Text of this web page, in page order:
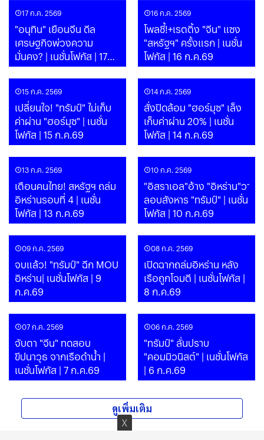
17 ก.ค. 2569
"อนุทิน" เยือนจีน ดีล
เศรษฐกิจพ่วงความ
มั่นคง? | เนชั่นโฟกัส | 17
ก.ค.69
16 ก.ค. 2569
โพลชี้!+เรตติ้ง "จีน" แซง
"สหรัฐฯ" ครั้งแรก | เนชั่น
โฟกัส | 16 ก.ค.69
15 ก.ค. 2569
เปลี่ยนใจ! "ทรัมป์" ไม่เก็บ
ค่าผ่าน "ฮอร์มุซ" | เนชั่น
โฟกัส | 15 ก.ค.69
14 ก.ค. 2569
สั่งปิดล้อม "ฮอร์มุซ" เล็ง
เก็บค่าผ่าน 20% | เนชั่น
โฟกัส | 14 ก.ค.69
13 ก.ค. 2569
เตือนคนไทย! สหรัฐฯ ถล่ม
อิหร่านรอบที่ 4 | เนชั่น
โฟกัส | 13 ก.ค.69
10 ก.ค. 2569
"อิสราเอล"อ้าง "อิหร่าน"วาง
ลอบสังหาร "ทรัมป์" | เนชั่น
โฟกัส | 10 ก.ค.69
09 ก.ค. 2569
จบแล้ว! "ทรัมป์" ฉีก MOU
อิหร่าน| เนชั่นโฟกัส | 9
ก.ค.69
08 ก.ค. 2569
เปิดฉากถล่มอิหร่าน หลัง
เรือถูกโจมตี | เนชั่นโฟกัส |
8 ก.ค.69
07 ก.ค. 2569
จับตา "จีน" ทดสอบ
ขีปนาวุธ จากเรือดำน้ำ |
เนชั่นโฟกัส | 7 ก.ค.69
06 ก.ค. 2569
"ทรัมป์" ลั่นปราบ
"คอมมิวนิสต์" | เนชั่นโฟกัส
| 6 ก.ค.69
ดูเพิ่มเติม